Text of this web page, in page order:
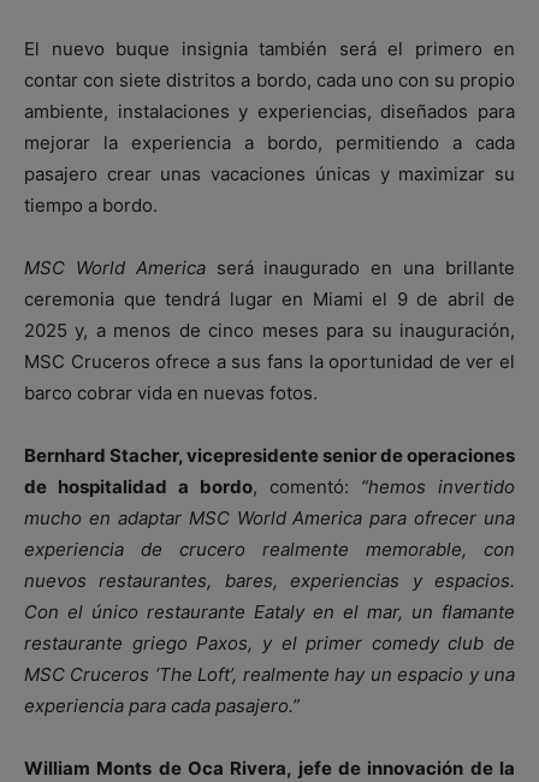
El nuevo buque insignia también será el primero en
contar con siete distritos a bordo, cada uno con su propio
ambiente, instalaciones y experiencias, diseñados para
mejorar la experiencia a bordo, permitiendo a cada
pasajero crear unas vacaciones únicas y maximizar su
tiempo a bordo.
MSC World Americaserá inaugurado en una brillante
ceremonia que tendrá lugar en Miami el 9 de abril de
2025 y, a menos de cinco meses para su inauguración,
MSC Cruceros ofrece a sus fans la oportunidad de ver el
barco cobrar vida en nuevas fotos.
Bernhard Stacher, vicepresidente senior de operaciones
de hospitalidad a bordo, comentó: “hemos invertido
mucho en adaptar MSC World America para ofrecer una
experiencia de crucero realmente memorable, con
nuevos restaurantes, bares, experiencias y espacios.
Con el único restaurante Eataly en el mar, un flamante
restaurante griego Paxos, y el primer comedy club de
MSC Cruceros ‘The Loft’, realmente hay un espacio y una
experiencia para cada pasajero.”
William Monts de Oca Rivera, jefe de innovación de la